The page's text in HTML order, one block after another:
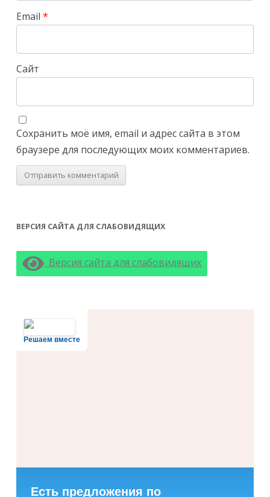
Email*
Сайт
Сохранить моё имя, email и адрес сайта в этом
браузере для последующих моих комментариев.
ВЕРСИЯ САЙТА ДЛЯ СЛАБОВИДЯЩИХ
Версия сайта для слабовидящих
Решаем вместе
Есть предложения по